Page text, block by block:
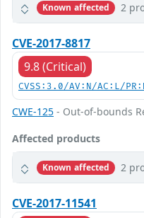
Known affected 2
CVE-2017-8817
9.8 (Critical)
CVSS:3.0/AV:N/AC:L/
CWE-125 - Out-of-bounds
Affected products
Known affected 2
CVE-2017-11541